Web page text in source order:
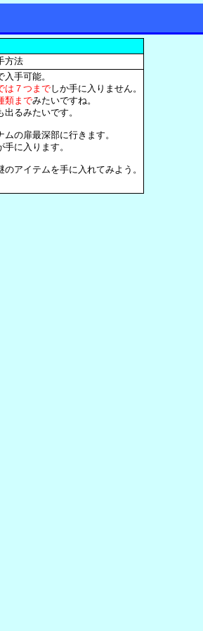
方法
手可能。
は７つまでしか手に入りません。
類までみたいですね。
るみたいです。
の扉最深部に行きます。
に入ります。
アイテムを手に入れてみよう。